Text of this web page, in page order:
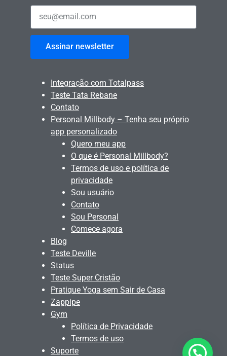
Assinar newsletter
Integração com Totalpass
Teste Tata Rebane
Contato
Personal Millbody – Tenha seu próprio
app personalizado
Quero meu app
O que é Personal Millbody?
Termos de uso e política de
privacidade
Sou usuário
Contato
Sou Personal
Comece agora
Blog
Teste Deville
Status
Teste Super Cristão
Pratique Yoga sem Sair de Casa
Zappipe
Gym
Política de Privacidade
Termos de uso
Suporte